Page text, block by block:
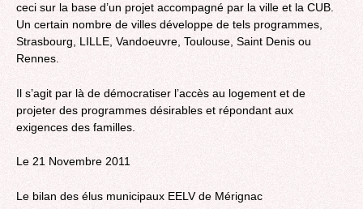
ceci sur la base d’un projet accompagné par la ville et la CUB.
Un certain nombre de villes développe de tels programmes,
Strasbourg, LILLE, Vandoeuvre, Toulouse, Saint Denis ou
Rennes.
Il s’agit par là de démocratiser l’accès au logement et de
projeter des programmes désirables et répondant aux
exigences des familles.
Le 21 Novembre 2011
Le bilan des élus municipaux EELV de Mérignac